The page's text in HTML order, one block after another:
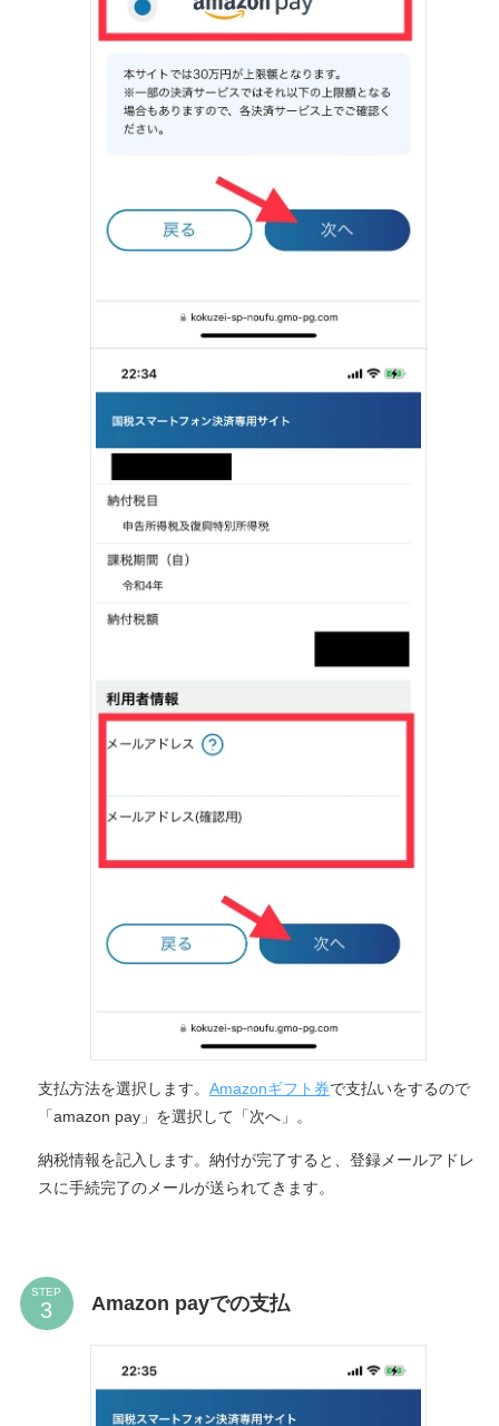
支払方法を選択します。 Amazonギフト券で支払いをするので
「amazon pay」を選択して「次へ」。
納税情報を記入します。納付が完了すると、登録メールアドレ
スに手続完了のメールが送られてきます。
STEP
Amazon payでの支払